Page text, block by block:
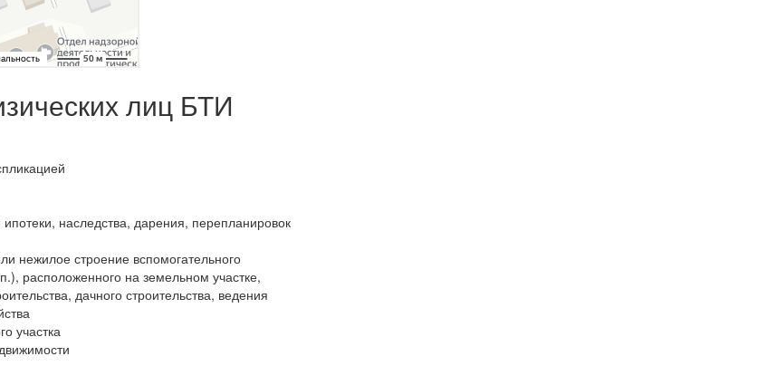
лиц БТИ
наследства, дарения, перепланировок
нежилое строение вспомогательного
расположенного на земельном участке,
дачного строительства, ведения
участка